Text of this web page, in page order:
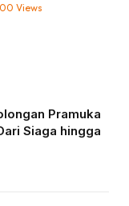
Views
Pramuka
Siaga hingga